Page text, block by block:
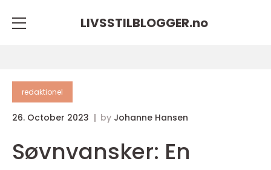
LIVSSTILBLOGGER.no
redaktionel
26. October 2023 by Johanne Hansen
Søvnvansker: En